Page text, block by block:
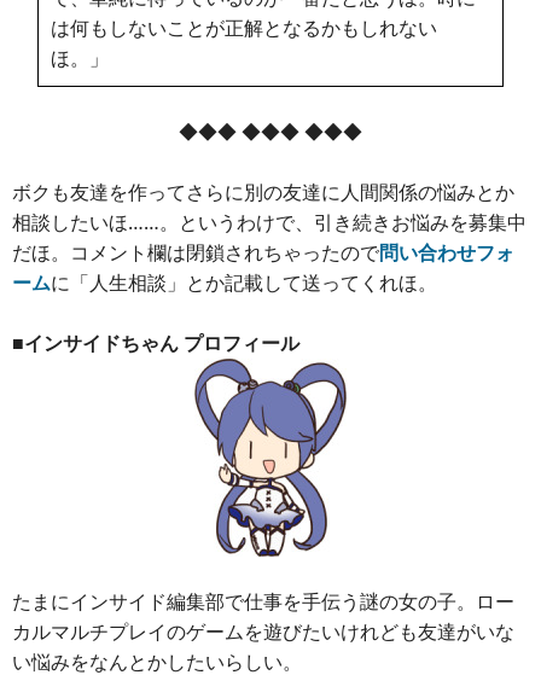
は何もしないことが正解となるかもしれない
ほ。」
◆◆◆ ◆◆◆ ◆◆◆
ボクも友達を作ってさらに別の友達に人間関係の悩みとか
相談したいほ……。というわけで、引き続きお悩みを募集中
だほ。コメント欄は閉鎖されちゃったので問い合わせフォ
ームに「人生相談」とか記載して送ってくれほ。
■インサイドちゃん プロフィール
たまにインサイド編集部で仕事を手伝う謎の女の子。ロー
カルマルチプレイのゲームを遊びたいけれども友達がいな
い悩みをなんとかしたいらしい。